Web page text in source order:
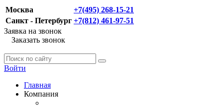
Москва
+7(495) 268-15-21
Санкт - Петербург +7(812) 461-97-51
Заявка на звонок
Заказать звонок
Войти
Главная
Компания